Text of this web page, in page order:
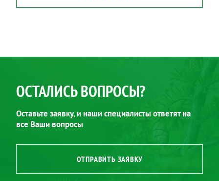
ОСТАЛИСЬ ВОПРОСЫ?
Оставьте заявку, и наши специалисты ответят на
все Ваши вопросы
ОТПРАВИТЬ ЗАЯВКУ